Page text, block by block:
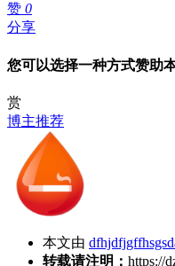
赞 0
分享
您可以选择一种方式赞助
赏
博主推荐
本文由
转载请注明： https://